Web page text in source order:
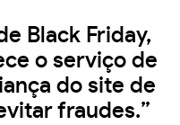
Black Friday,
o serviço de
do site de
fraudes.”